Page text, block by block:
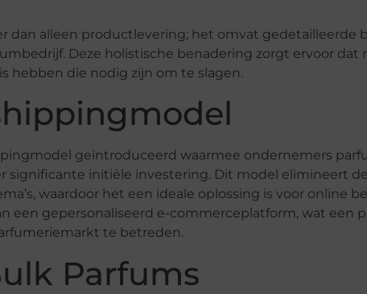
dan alleen productlevering; het omvat gedetailleerde
Deze holistische benadering zorgt ervoor dat
hebben die nodig zijn om te slagen.
geïntroduceerd waarmee ondernemers
initiële investering. Dit model elimineert
waardoor het een ideale oplossing is voor online
een gepersonaliseerd e-commerceplatform, wat een
te betreden.
Parfums